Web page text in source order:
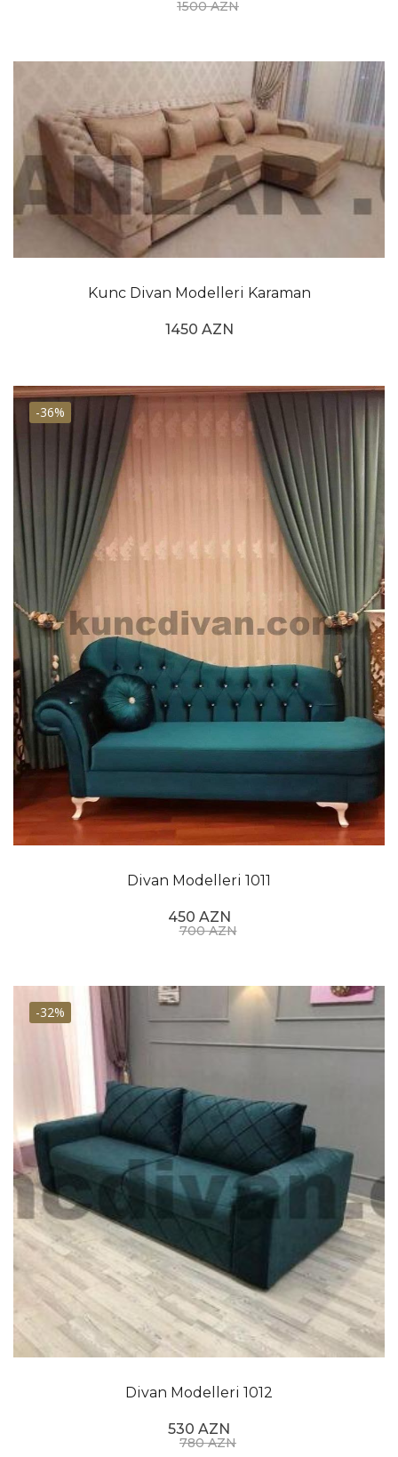
1500 AZN
Kunc Divan Modelleri Karaman
1450 AZN
-36%
Divan Modelleri 1011
450 AZN
700 AZN
-32%
Divan Modelleri 1012
530 AZN
780 AZN